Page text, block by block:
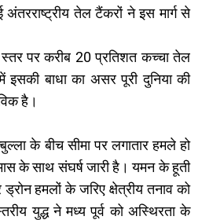
तेल टैंकरों ने इस मार्ग से
स्तर पर करीब 20 प्रतिशत कच्चा तेल
इसकी बाधा का असर पूरी दुनिया की
है।
के बीच सीमा पर लगातार हमले हो
के साथ संघर्ष जारी है। यमन के हूती
ड्रोन हमलों के जरिए क्षेत्रीय तनाव को
युद्ध ने मध्य पूर्व को अस्थिरता के